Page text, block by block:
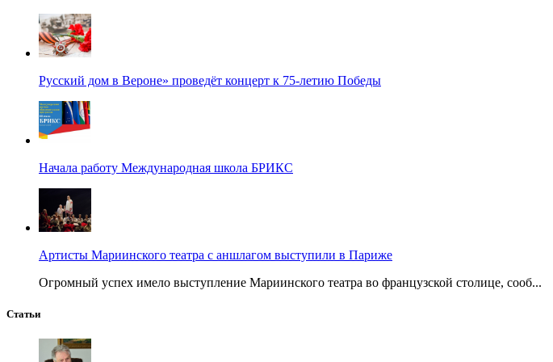
Русский дом в Вероне» проведёт концерт к 75-летию Победы
Начала работу Международная школа БРИКС
Артисты Мариинского театра с аншлагом выступили в Париже
Огромный успех имело выступление Мариинского театра во французской столице, сооб...
Статьи